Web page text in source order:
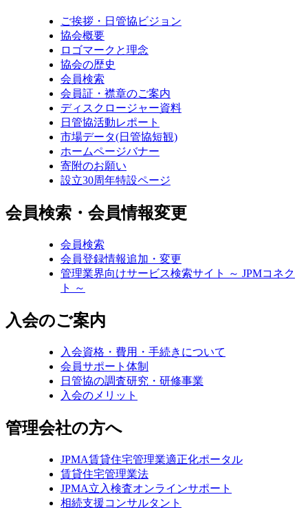
ご挨拶・日管協ビジョン
協会概要
ロゴマークと理念
協会の歴史
会員検索
会員証・襟章のご案内
ディスクロージャー資料
日管協活動レポート
市場データ(日管協短観)
ホームページバナー
寄附のお願い
設立30周年特設ページ
会員検索・会員情報変更
会員検索
会員登録情報追加・変更
管理業界向けサービス検索サイト ～ JPMコネク
ト ～
入会のご案内
入会資格・費用・手続きについて
会員サポート体制
日管協の調査研究・研修事業
入会のメリット
管理会社の方へ
JPMA賃貸住宅管理業適正化ポータル
賃貸住宅管理業法
JPMA立入検査オンラインサポート
相続支援コンサルタント